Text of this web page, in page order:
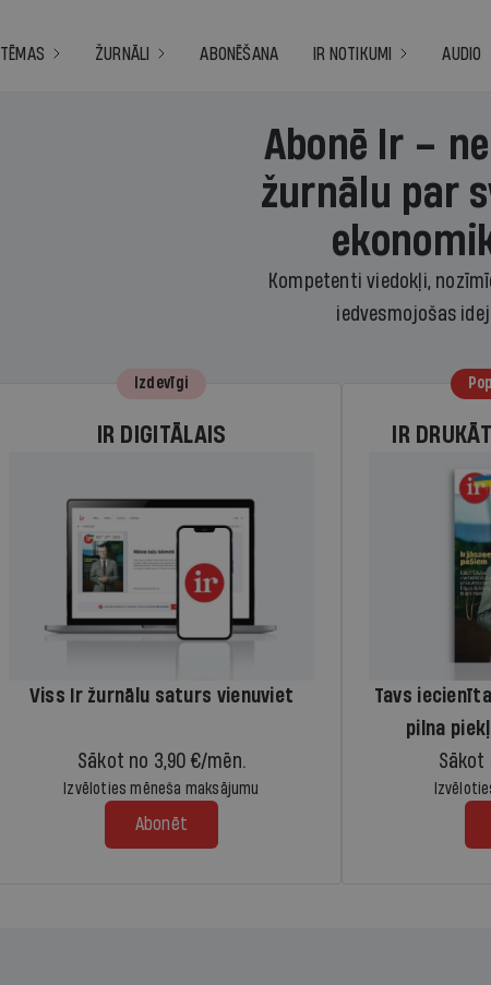
TĒMAS ŽURNĀLI ABONĒŠANA IR NOTIKUMI AUDIO
Abonē Ir –
žurnālu par
Kompetenti viedokļi,
iedvesmojošas
Izdevīgi
IR DIGITĀLAIS
Viss Ir žurnālu saturs vienuviet
Sākot no 3,90 €/mēn.
Izvēloties mēneša maksājumu
Abonēt
IR
Tavs
pilna
Sākot